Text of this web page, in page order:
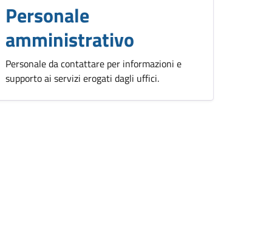
Personale
amministrativo
Personale da contattare per informazioni e
supporto ai servizi erogati dagli uffici.